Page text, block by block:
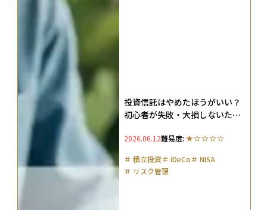
投資信託はやめたほうがいい？
初心者が失敗・大損しないため
2026.06.12難易度:
＃ 積立投資＃ iDeCo＃ NISA
＃ リスク管理